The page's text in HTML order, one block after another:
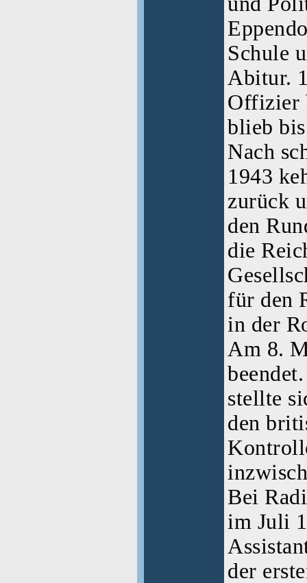
Schule
Abitur.
Offizier
blieb
Nach
1943
zurück
den
die
für den
in der
Am 8.
stellte
den
Bei
im Juli
der